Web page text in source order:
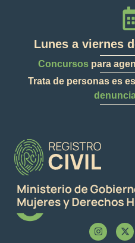
Lunes a viernes
Concursos para
Trata de personas es